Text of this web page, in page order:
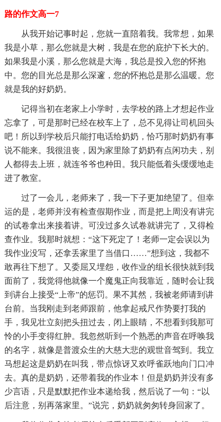
路的作文高一7
从我开始记事时起，您就一直陪着我。我常想，如果
我是小草，那么您就是大树，我是在您的庇护下长大的。
如果我是小溪，那么您就是大海，我总是投入您的怀抱
中。您的目光总是那么深邃，您的怀抱总是那么温暖。您
就是我的好奶奶。
记得当初在老家上小学时，去学校的路上才想起作业
忘拿了，可是那时已经在校车上了，总不见得让司机回头
吧！所以到学校后只能打电话给奶奶，恰巧那时奶奶有事
说不能来。我很沮丧，因为家里除了奶奶有点闲功夫，别
人都得去上班，就连爷爷也种田。我只能低着头缓缓地走
进了教室。
过了一会儿，老师来了，我一下子更加绝望了。但幸
运的是，老师并没有检查假期作业，而是把上周没有讲完
的试卷拿出来接着讲。可没过多久试卷就讲完了，又得检
查作业。我那时就想：“这下死定了！老师一定会误以为
我作业没写，还拿丢家里了当借口……”想到这，我都不
敢再往下想了。又委屈又埋怨，收作业的组长很快就到我
面前了，我觉得他就像一个魔鬼正向我靠近，随时会让我
到讲台上接受“上帝”的惩罚。果不其然，我被老师请到讲
台前。当我刚走到老师跟前，他拿起戒尺作势要打我的
手，我见壮立刻把头扭过去，闭上眼睛，不想看到我那可
怜的小手变得红肿。我忽然听到一个熟悉的声音在呼唤我
的名字，就像是普渡众生的大慈大悲的观世音驾到。我立
马想起这是奶奶在叫我，带点惊讶又欢呼雀跃地向门口冲
去。真的是奶奶，还带着我的作业本！但是奶奶并没有多
少言语，只是默默把作业本递给我，然后说了一句：“以
后注意，别再落家里。”说完，奶奶就匆匆转身回家了。